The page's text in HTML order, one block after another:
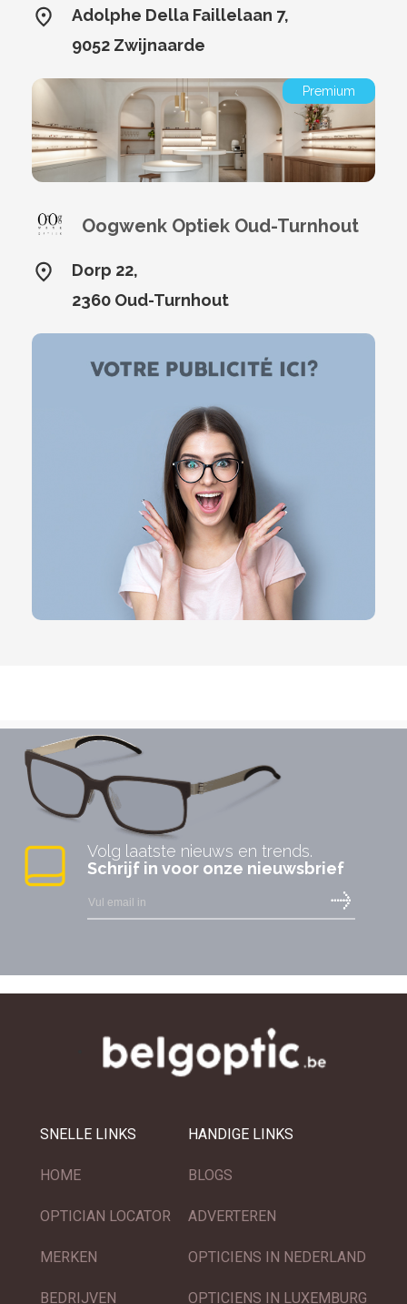
Adolphe Della Faillelaan 7,
9052 Zwijnaarde
Premium
Oogwenk Optiek Oud-Turnhout
Dorp 22,
2360 Oud-Turnhout
Volg laatste nieuws en trends.
Schrijf in voor onze nieuwsbrief
SNELLE LINKS
HOME
OPTICIAN LOCATOR
MERKEN
BEDRIJVEN
HANDIGE LINKS
BLOGS
ADVERTEREN
OPTICIENS IN NEDERLAND
OPTICIENS IN LUXEMBURG